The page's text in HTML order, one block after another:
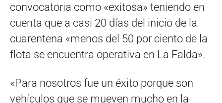
convocatoria como «exitosa» teniendo en
cuenta que a casi 20 días del inicio de la
cuarentena «menos del 50 por ciento de la
flota se encuentra operativa en La Falda».
«Para nosotros fue un éxito porque son
vehículos que se mueven mucho en la